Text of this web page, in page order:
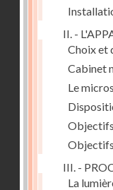
II. -
Choix et
Cabinet
Le
Objectifs
III. -
La